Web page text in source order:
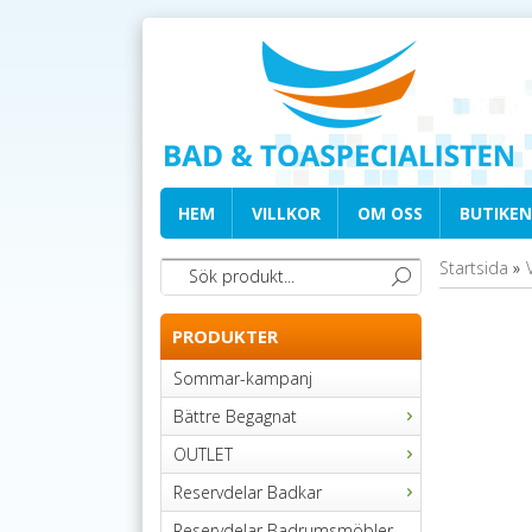
HEM VILLKOR OM OSS
PRODUKTER
Sommar-kampanj
Bättre Begagnat
OUTLET
Reservdelar Badkar
Startsida »